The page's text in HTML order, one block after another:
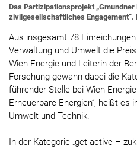
Das Partizipationsprojekt
zivilgesellschaftliches Engagement“.
Aus insgesamt 78
Verwaltung und Umwelt die
Wien Energie und Leiterin der
Forschung gewann dabei die
führender Stelle bei Wien
Erneuerbare Energien“, heißt
Umwelt und Technik.
In der Kategorie „get active –